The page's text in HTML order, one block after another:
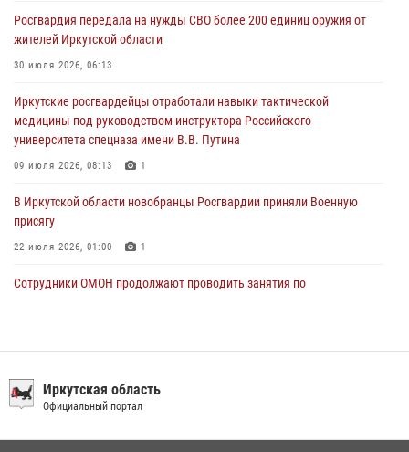
сердца к сердцу» (видео)
31 июля 2026, 04:37
пропавшую пожилую женщину в Иркутске
30 июля 2026, 07:37
Росгвардия передала на нужды СВО более 200 единиц оружия от
жителей Иркутской области
30 июля 2026, 06:13
Иркутские росгвардейцы отработали навыки тактической
медицины под руководством инструктора Российского
университета спецназа имени В.В. Путина
09 июля 2026, 08:13 1
В Иркутской области новобранцы Росгвардии приняли Военную
присягу
22 июля 2026, 01:00 1
Сотрудники ОМОН продолжают проводить занятия по
преступной группы, организовавшей бизнес по оказанию интим-
услуг
Иркутская область
Официальный портал